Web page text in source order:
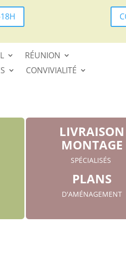
RÉUNION
CONVIVIALITÉ
LIVRAISON
MONTAGE
SPÉCIALISÉS
PLANS
D'AMÉNAGEMENT